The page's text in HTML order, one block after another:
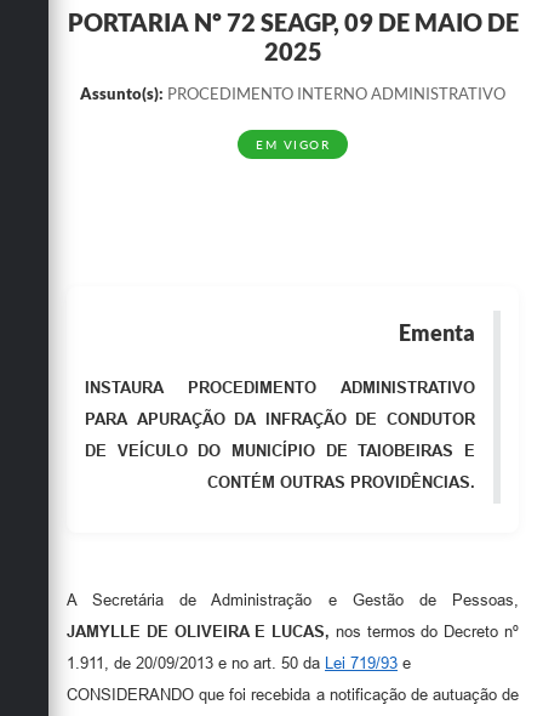
SIC
Galeria de Fotos
Enquete
Telefones Úteis
PORTARIA Nº 72 SEAGP, 09 DE MAIO DE
2025
Assunto(s): PROCEDIMENTO INTERNO ADMINISTRATIVO
EM VIGOR
Ementa
INSTAURA PROCEDIMENTO ADMINISTRATIVO
PARA APURAÇÃO DA INFRAÇÃO DE CONDUTOR
DE VEÍCULO DO MUNICÍPIO DE TAIOBEIRAS E
CONTÉM OUTRAS PROVIDÊNCIAS.
A Secretária de Administração e Gestão de Pessoas,
JAMYLLE DE OLIVEIRA E LUCAS, nos termos do Decreto nº
1.911, de 20/09/2013 e no art. 50 da Lei 719/93 e
CONSIDERANDO que foi recebida a notificação de autuação de